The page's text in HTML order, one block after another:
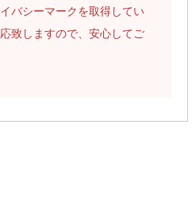
バシーマークを取得してい
致しますので、安心してご